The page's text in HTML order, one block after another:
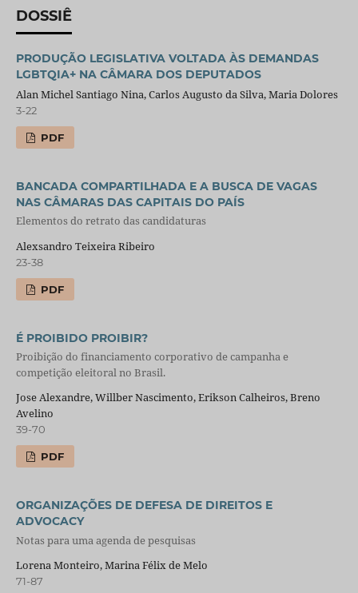
DOSSIÊ
PRODUÇÃO LEGISLATIVA VOLTADA ÀS DEMANDAS
LGBTQIA+ NA CÂMARA DOS DEPUTADOS
Alan Michel Santiago Nina, Carlos Augusto da Silva, Maria Dolores
3-22
PDF
BANCADA COMPARTILHADA E A BUSCA DE VAGAS
NAS CÂMARAS DAS CAPITAIS DO PAÍS
Elementos do retrato das candidaturas
Alexsandro Teixeira Ribeiro
23-38
PDF
É PROIBIDO PROIBIR?
Proibição do financiamento corporativo de campanha e
competição eleitoral no Brasil.
Jose Alexandre, Willber Nascimento, Erikson Calheiros, Breno
Avelino
39-70
PDF
ORGANIZAÇÕES DE DEFESA DE DIREITOS E
ADVOCACY
Notas para uma agenda de pesquisas
Lorena Monteiro, Marina Félix de Melo
71-87